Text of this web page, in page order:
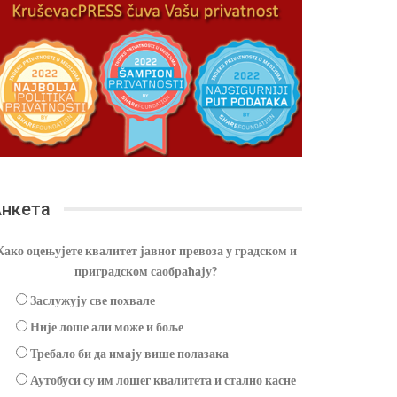
оцењујете квалитет јавног превоза у градском и
приградском саобраћају?
Заслужују све похвале
Није лоше али може и боље
Требало би да имају више полазака
Аутобуси су им лошег квалитета и стално касне